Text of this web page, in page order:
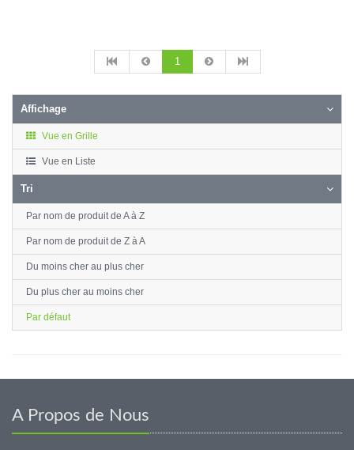
1
Affichage
Vue en Grille
Vue en Liste
Tri
Par nom de produit de A à Z
Par nom de produit de Z à A
Du moins cher au plus cher
Du plus cher au moins cher
Par défaut
A Propos de Nous